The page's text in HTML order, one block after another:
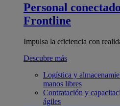
Personal conectado
Frontline
Impulsa la eficiencia con
Descubre más
Logística y
manos libres
Contratación y
ágiles